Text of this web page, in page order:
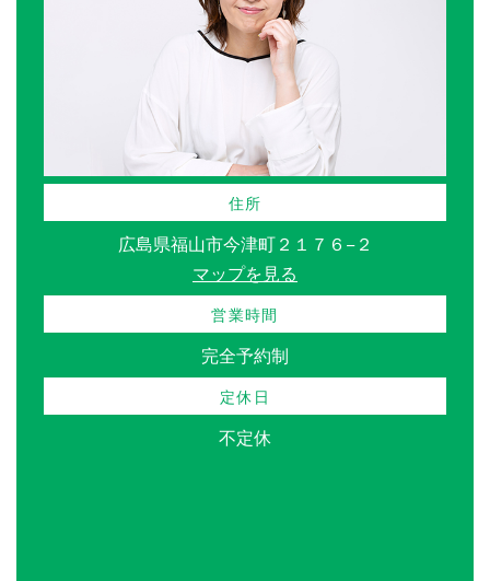
住所
広島県福山市今津町２１７６−２
マップを見る
営業時間
完全予約制
定休日
不定休